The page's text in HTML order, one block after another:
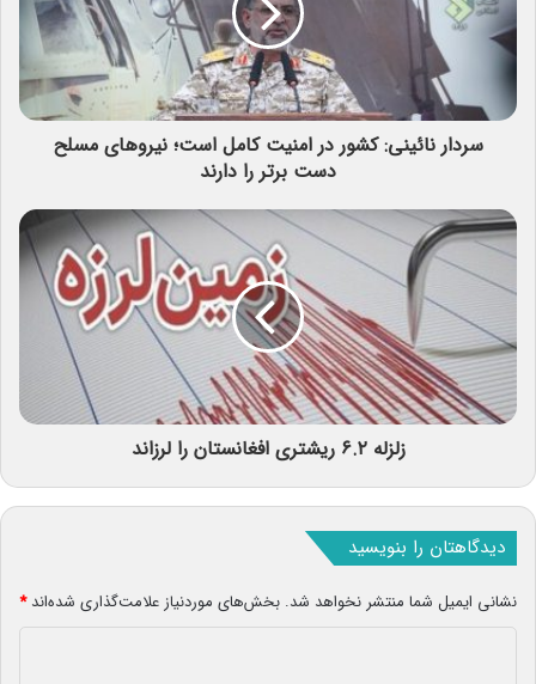
سردار نائینی: کشور در امنیت کامل است؛ نیروهای مسلح
دست برتر را دارند
زلزله ۶.۲ ریشتری افغانستان را لرزاند
دیدگاهتان را بنویسید
نشانی ایمیل شما منتشر نخواهد شد. بخش‌های موردنیاز علامت‌گذاری شده‌اند*